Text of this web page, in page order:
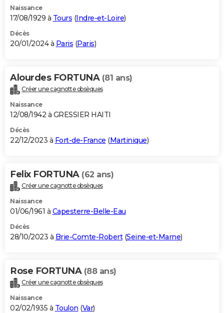
Naissance
17/08/1929 à Tours (Indre-et-Loire)
Décès
20/01/2024 à Paris (Paris)
Alourdes FORTUNA (81 ans)
Créer une cagnotte obsèques
Naissance
12/08/1942 à GRESSIER HAITI
Décès
22/12/2023 à Fort-de-France (Martinique)
Felix FORTUNA (62 ans)
Créer une cagnotte obsèques
Naissance
01/06/1961 à Capesterre-Belle-Eau
Décès
28/10/2023 à Brie-Comte-Robert(Seine-et-Marne)
Rose FORTUNA (88 ans)
Créer une cagnotte obsèques
Naissance
02/02/1935 à Toulon (Var)